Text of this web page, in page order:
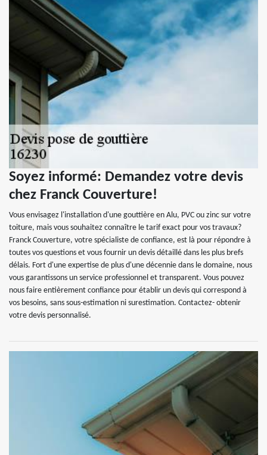
Soyez informé: Demandez votre devis
chez Franck Couverture!
Vous envisagez l'installation d'une gouttière en Alu, PVC ou zinc sur votre
toiture, mais vous souhaitez connaître le tarif exact pour vos travaux?
Franck Couverture, votre spécialiste de confiance, est là pour répondre à
toutes vos questions et vous fournir un devis détaillé dans les plus brefs
délais. Fort d'une expertise de plus d'une décennie dans le domaine, nous
vous garantissons un service professionnel et transparent. Vous pouvez
nous faire entièrement confiance pour établir un devis qui correspond à
vos besoins, sans sous-estimation ni surestimation. Contactez- obtenir
votre devis personnalisé.